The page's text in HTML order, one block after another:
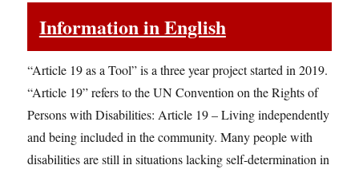
Information in English
“Article 19 as a Tool” is a three year project started in 2019.
“Article 19” refers to the UN Convention on the Rights of
Persons with Disabilities: Article 19 – Living independently
and being included in the community. Many people with
disabilities are still in situations lacking self-determination in